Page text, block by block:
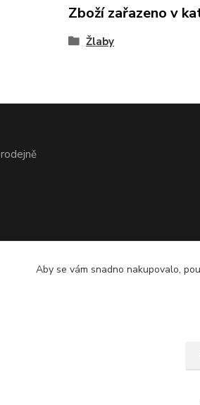
Zboží zařazeno v
Žlaby
Aby se vám snadno nakupovalo,